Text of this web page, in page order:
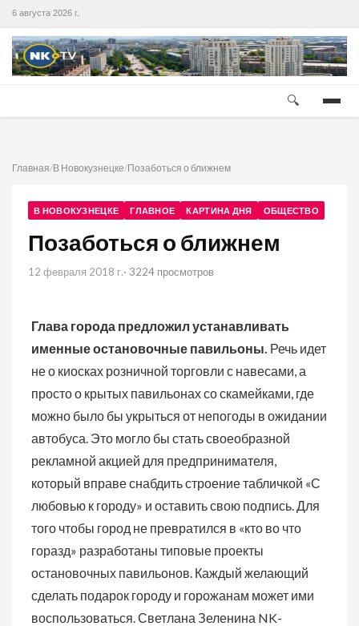
6 августа 2026 г.
🔍
Главная/В Новокузнецке/Позаботься о ближнем
В НОВОКУЗНЕЦКЕ ГЛАВНОЕ КАРТИНА ДНЯ ОБЩЕСТВО
Позаботься о ближнем
12 февраля 2018 г.· 3224 просмотров
Глава города предложил устанавливать
именные остановочные павильоны. Речь идет
не о киосках розничной торговли с навесами, а
просто о крытых павильонах со скамейками, где
можно было бы укрыться от непогоды в ожидании
автобуса. Это могло бы стать своеобразной
рекламной акцией для предпринимателя,
который вправе снабдить строение табличкой «С
любовью к городу» и оставить свою подпись. Для
того чтобы город не превратился в «кто во что
горазд» разработаны типовые проекты
остановочных павильонов. Каждый желающий
сделать подарок городу и горожанам может ими
воспользоваться. Светлана Зеленина NK-